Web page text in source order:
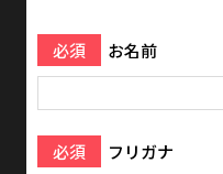
必須 お名前
必須 フリガナ